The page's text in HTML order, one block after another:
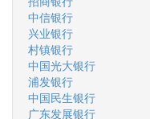
中信银行
兴业银行
村镇银行
中国光大银行
浦发银行
中国民生银行
广东发展银行